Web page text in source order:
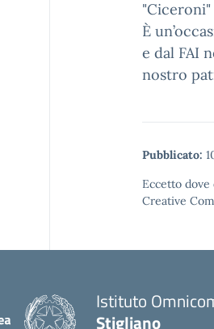
"Ciceroni"
È
e dal FAI
nostro
Pubblicato:
Eccetto
Creative
Istituto
Stigliano